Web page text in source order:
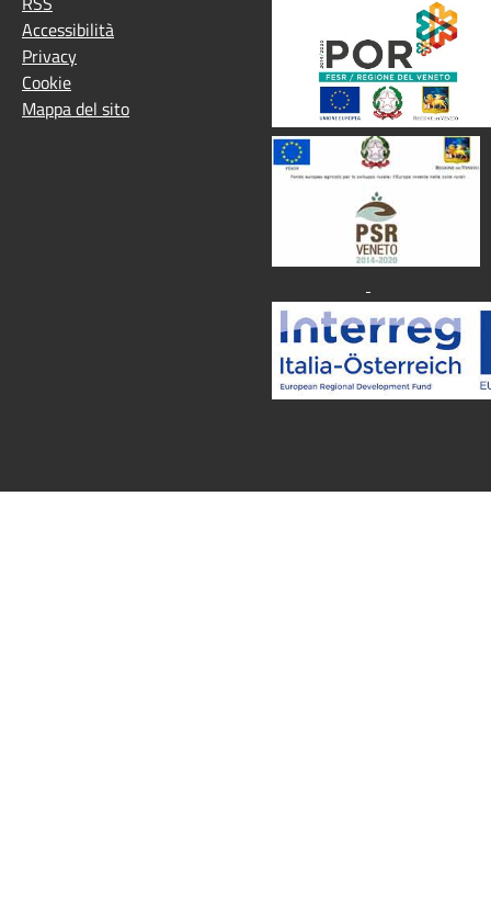
Accessibilità
Privacy
Cookie
Mappa del sito